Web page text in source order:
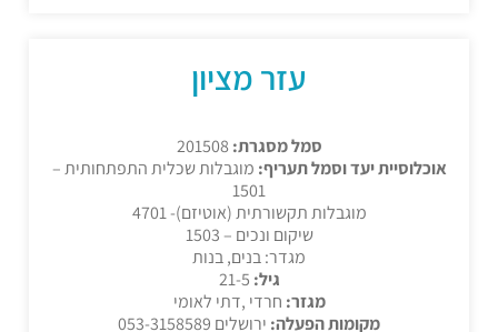
עזר מציון
סמל מסגרת:201508
אוכלוסיית יעד וסמל תעריף: מוגבלות שכלית התפתחותית –
1501
מוגבלות תקשורתית (אוטיזם)- 4701
שיקום ונכים – 1503
מגדר: בנים, בנות
גיל:
מגזר: חרדי ,דתי לאומי
מקומות הפעלה: ירושלים 053-3158589